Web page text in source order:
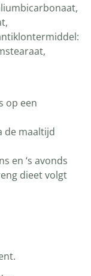
op een
de maaltijd
en ‘s avonds
dieet volgt